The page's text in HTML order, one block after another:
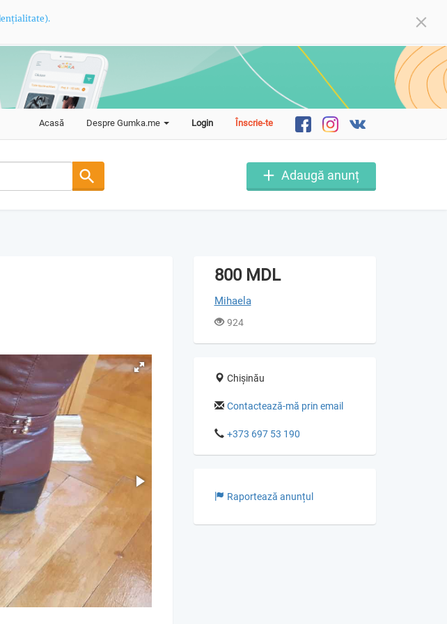
Acasă Despre Gumka.me Login Înscrie-te
Adaugă anunț
800 MDL
Mihaela
924
Chișinău
Contactează-mă prin email
+373 697 53 190
Raportează anunțul